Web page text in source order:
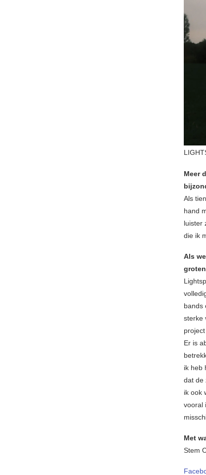
Meer
Als
hand
luister
die ik
Als
bands
sterke
Er is
ik heb
dat de
ik ook
vooral
Met
Stem